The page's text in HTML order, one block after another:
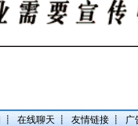
┋ 在线聊天 ┋ 友情链接 ┋ 广